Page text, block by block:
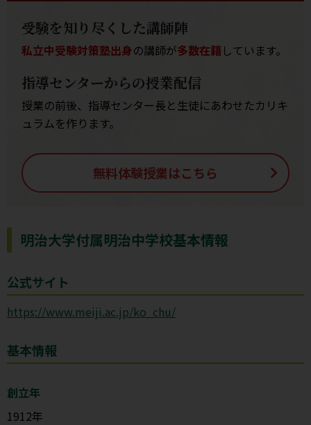
受験を知り尽くした講師陣
私立中受験対策塾出身の講師が多数在籍しています。
指導センターからの授業配信
授業の前後、指導センター長と生徒にあわせたカリキ
ュラムを作ります。
無料体験授業はこちら
明治大学付属明治中学校基本情報
公式サイト
https://www.meiji.ac.jp/ko_chu/
基本情報
創立年
1912年